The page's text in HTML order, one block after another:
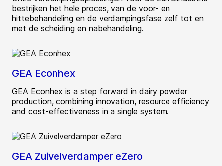
bestrijken het hele proces, van de voor- en
hittebehandeling en de verdampingsfase zelf tot en
met de scheiding en nabehandeling.
GEA Econhex
GEA Econhex is a step forward in dairy powder
production, combining innovation, resource efficiency
and cost-effectiveness in a single system.
GEA Zuivelverdamper eZero